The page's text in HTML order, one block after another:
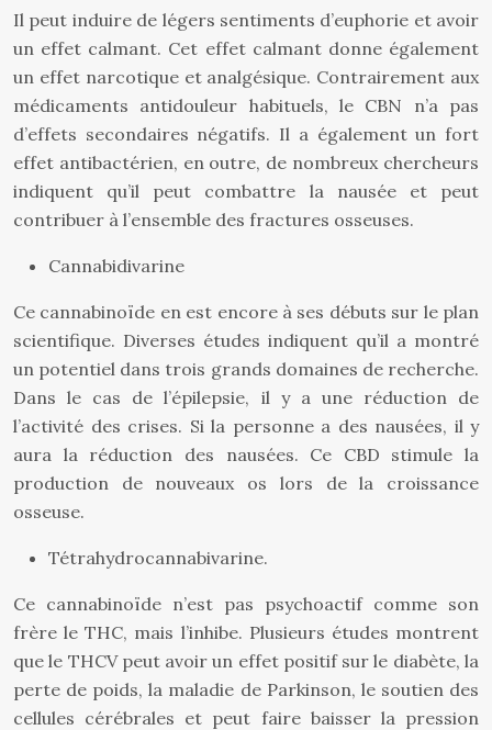
Il peut induire de légers sentiments d’euphorie et avoir
un effet calmant. Cet effet calmant donne également
un effet narcotique et analgésique. Contrairement aux
médicaments antidouleur habituels, le CBN n’a pas
d’effets secondaires négatifs. Il a également un fort
effet antibactérien, en outre, de nombreux chercheurs
indiquent qu’il peut combattre la nausée et peut
contribuer à l’ensemble des fractures osseuses.
Cannabidivarine
Ce cannabinoïde en est encore à ses débuts sur le plan
scientifique. Diverses études indiquent qu’il a montré
un potentiel dans trois grands domaines de recherche.
Dans le cas de l’épilepsie, il y a une réduction de
l’activité des crises. Si la personne a des nausées, il y
aura la réduction des nausées. Ce CBD stimule la
production de nouveaux os lors de la croissance
osseuse.
Tétrahydrocannabivarine.
Ce cannabinoïde n’est pas psychoactif comme son
frère le THC, mais l’inhibe. Plusieurs études montrent
que le THCV peut avoir un effet positif sur le diabète, la
perte de poids, la maladie de Parkinson, le soutien des
cellules cérébrales et peut faire baisser la pression